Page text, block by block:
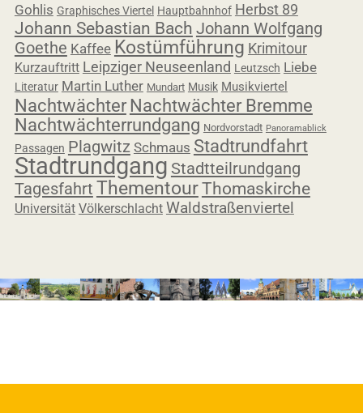
Gohlis Graphisches Viertel Hauptbahnhof Herbst 89
Johann Sebastian Bach Johann Wolfgang
Goethe Kaffee Kostümführung Krimitour
Kurzauftritt Leipziger Neuseenland Leutzsch Liebe
Literatur Martin Luther Mundart Musik Musikviertel
NachtwächterNachtwächter Bremme
Nachtwächterrundgang Nordvorstadt Panoramablick
Passagen Plagwitz Schmaus Stadtrundfahrt
Stadtrundgang Stadtteilrundgang
Tagesfahrt ThementourThomaskirche
Universität Völkerschlacht Waldstraßenviertel